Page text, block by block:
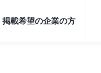
掲載希望の企業の方